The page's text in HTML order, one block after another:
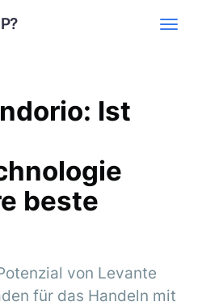
Ist
beste
von Levante
für das Handeln mit